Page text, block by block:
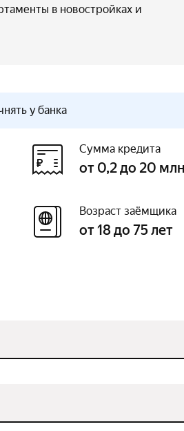
в новостройках и
у банка
Сумма кредита
от 0,2 до 20
Возраст заёмщика
от 18 до 75 лет